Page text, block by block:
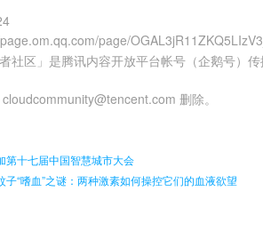
page/
社区」是腾讯内容开放平台帐号（企鹅号）
删除。
第十七届中国智慧城市大会
“嗜血”之谜：两种激素如何操控它们的血液欲望